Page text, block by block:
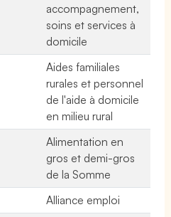
accompagnement,
soins et services à
domicile
Aides familiales
rurales et personnel
de l'aide à domicile
en milieu rural
Alimentation en
gros et demi-gros
de la Somme
Alliance emploi